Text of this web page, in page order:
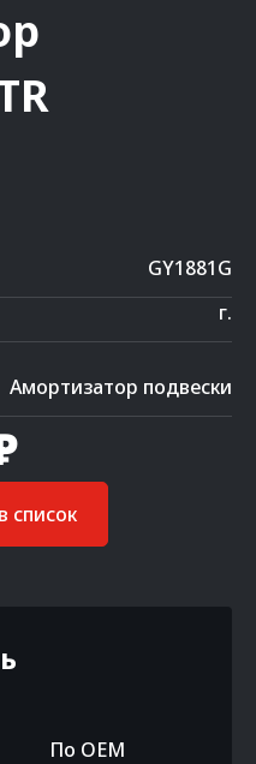
GY1881G
г.
Амортизатор подвески
список
По OEM